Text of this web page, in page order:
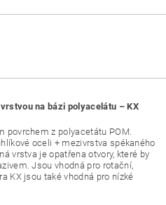
na bázi polyacelátu – KX
povrchem z polyacetátu POM.
oceli + mezivrstva spékaného
vrstva je opatřena otvory, které by
Jsou vhodná pro rotační,
KX jsou také vhodná pro nízké